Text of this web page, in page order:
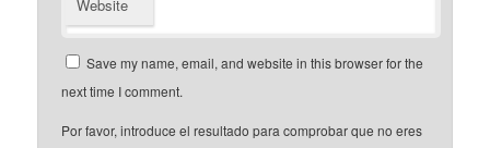
Website
Save my name, email, and website in this browser for the
next time I comment.
Por favor, introduce el resultado para comprobar que no eres